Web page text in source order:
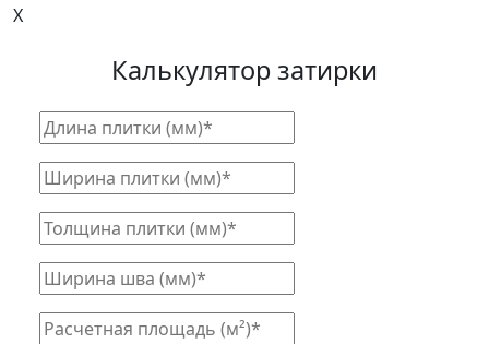
X
Калькулятор затирки